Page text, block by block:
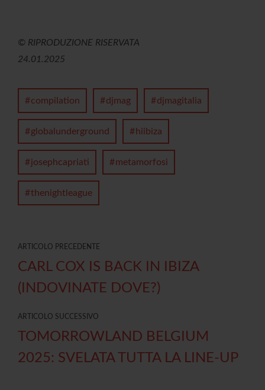
© RIPRODUZIONE RISERVATA
24.01.2025
compilation djmag djmagitalia
globalunderground hiibiza
josephcapriati metamorfosi
thenightleague
ARTICOLO PRECEDENTE
CARL COX IS BACK IN IBIZA
(INDOVINATE DOVE?)
ARTICOLO SUCCESSIVO
TOMORROWLAND BELGIUM
2025: SVELATA TUTTA LA LINE-UP